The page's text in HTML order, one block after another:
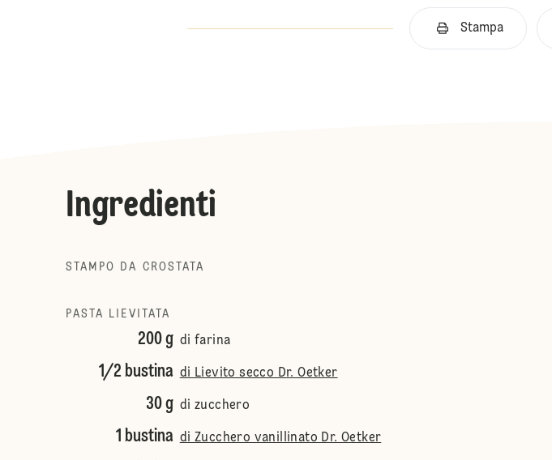
Stampa
Ingredienti
STAMPO DA CROSTATA
PASTA LIEVITATA
200 g di farina
1/2 bustina di Lievito secco Dr. Oetker
30 g di zucchero
1 bustina di Zucchero vanillinato Dr. Oetker